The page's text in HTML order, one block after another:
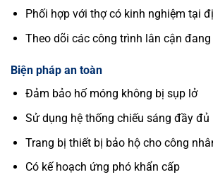
Phối hợp với thợ có kinh nghiệm tại
Theo dõi các công trình lân cận
Biện pháp an toàn
Đảm bảo hố móng không bị sụp lở
Sử dụng hệ thống chiếu sáng đầy đủ
Trang bị thiết bị bảo hộ cho công
Có kế hoạch ứng phó khẩn cấp